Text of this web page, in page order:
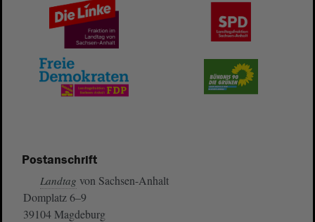
Postanschrift
Landtag von Sachsen-Anhalt
Domplatz 6–9
39104 Magdeburg